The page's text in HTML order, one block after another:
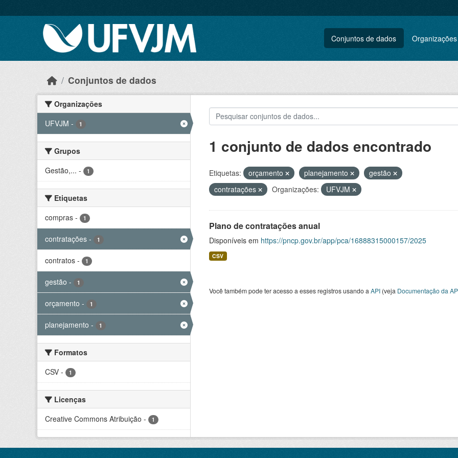
Conjuntos de dados Organizações
Conjuntos de dados
Organizações
UFVJM - 1
Grupos
Gestão,... - 1
Etiquetas
compras - 1
contratações - 1
contratos - 1
gestão - 1
orçamento - 1
planejamento - 1
Formatos
CSV - 1
Licenças
Creative Commons Atribuição - 1
1 conjunto de dados encontrado
Etiquetas: orçamento planejamento
gestão
contratações
Organizações: UFVJM
Plano de contratações anual
Disponíveis em https://pncp.gov.br/app/pca/16888315000157/2025
CSV
Você também pode ter acesso a esses registros usando a API(veja Documentação da